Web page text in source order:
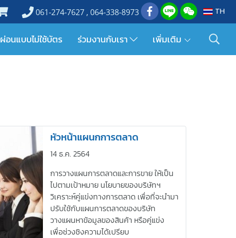
061-274-7627 , 064-338-8973 TH
ผ่อนแบบไม่ใช้บัตร ร่วมงานกับเรา เพิ่มเติม
หัวหน้าแผนกการตลาด
14 ธ.ค. 2564
การวางแผนการตลาดและการขาย ให้เป็น
ไปตามเป้าหมาย นโยบายของบริษัทฯ
วิเคราะห์คู่แข่งทางการตลาด เพื่อที่จะนำมา
ปรับใช้กับแผนการตลาดของบริษัท
วางแผนหาข้อมูลของสินค้า หรือคู่แข่ง
เพื่อช่วงชิงความได้เปรียบ